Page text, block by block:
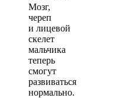
Мозг,
череп
и лицевой
скелет
мальчика
теперь
смогут
развиваться
нормально.